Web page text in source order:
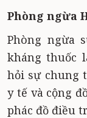
Phòng ngừa
Phòng ngừa
kháng thuốc
hỏi sự chung
y tế và cộng
phác đồ điều